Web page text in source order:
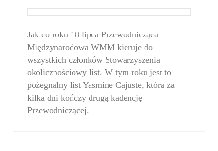
Jak co roku 18 lipca Przewodnicząca
Międzynarodowa WMM kieruje do
wszystkich członków Stowarzyszenia
okolicznościowy list. W tym roku jest to
pożegnalny list Yasmine Cajuste, która za
kilka dni kończy drugą kadencję
Przewodniczącej.